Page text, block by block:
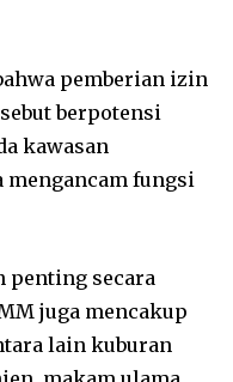
pemberian izin
berpotensi
kawasan
mengancam fungsi
penting secara
juga mencakup
lain kuburan